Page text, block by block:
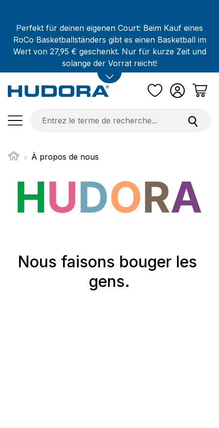
Perfekt für deinen eigenen Court: Beim Kauf eines
RoCo Basketballständers gibt es einen Basketball im
Wert von 27,95 € geschenkt. Nur für kurze Zeit und
solange der Vorrat reicht!
À propos de nous
Nous faisons bouger les
gens.